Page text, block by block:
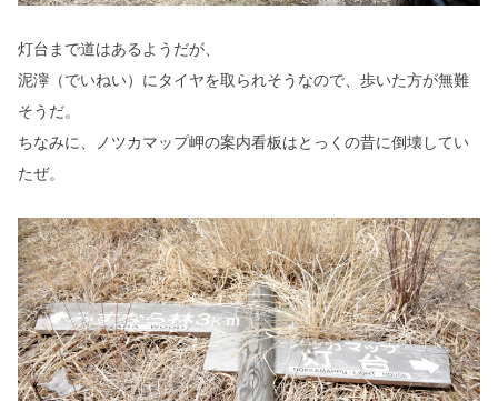
灯台まで道はあるようだが、
泥濘（でいねい）にタイヤを取られそうなので、歩いた方が無難
そうだ。
ちなみに、ノツカマップ岬の案内看板はとっくの昔に倒壊してい
たぜ。